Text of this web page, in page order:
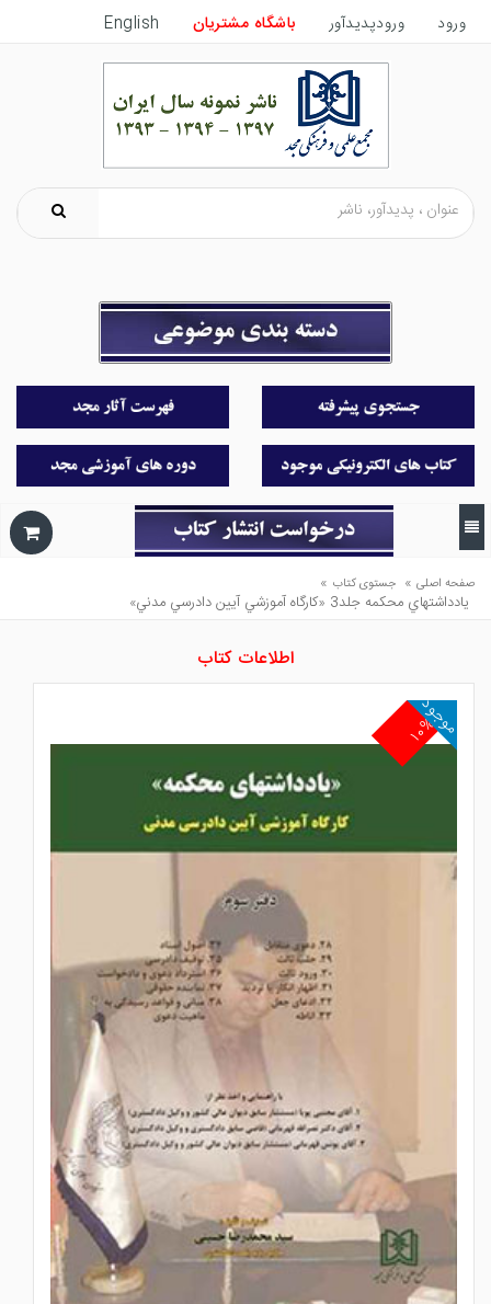
ورود ورودپدیدآور باشگاه مشتریان English
صفحه اصلی » جستوی کتاب »
يادداشتهاي محكمه جلد3 «كارگاه آموزشي آيين دادرسي مدني»
اطلاعات کتاب
۱۰%
موجود